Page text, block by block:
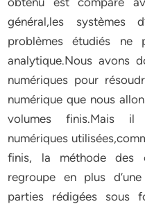
général,les systèmes
problèmes étudiés ne
analytique.Nous avons
numériques pour
numérique que nous
volumes finis.Mais il
numériques
finis, la méthode des
regroupe en plus
parties rédigées sous